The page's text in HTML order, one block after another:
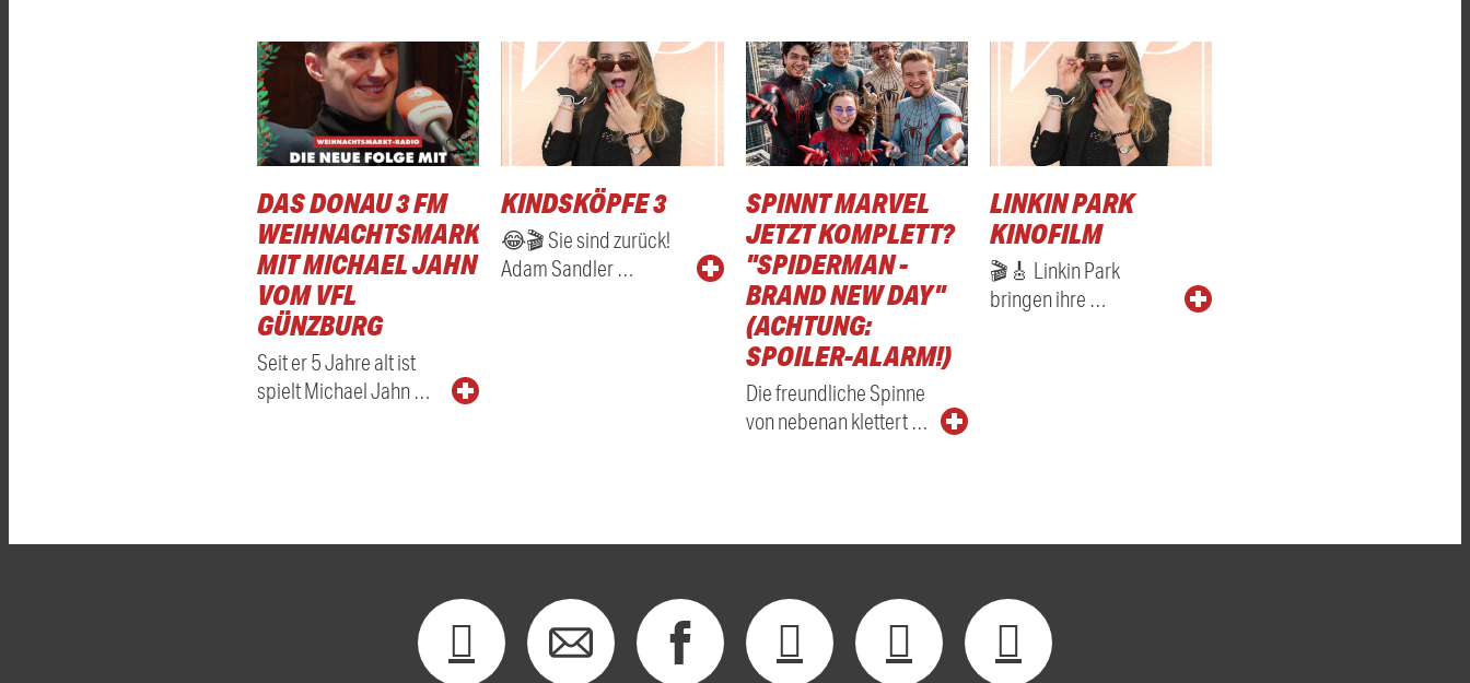
DAS DONAU 3 FM
WEIHNACHTSMARKTRADIO
MIT MICHAEL JAHN
VOM VFL
GÜNZBURG
Seit er 5 Jahre alt ist
spielt Michael Jahn …
KINDSKÖPFE 3
😂🎬 Sie sind zurück!
Adam Sandler …
SPINNT MARVEL
JETZT KOMPLETT?
"SPIDERMAN -
BRAND NEW DAY"
(ACHTUNG:
SPOILER-ALARM!)
Die freundliche Spinne
von nebenan klettert …
LINKIN PARK
KINOFILM
🎬🎸 Linkin Park
bringen ihre …